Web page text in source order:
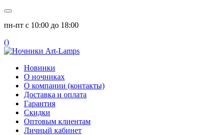
пн-пт с 10:00 до 18:00
()
Новинки
О ночниках
О компании (контакты)
Доставка и оплата
Гарантия
Скидки
Оптовым клиентам
Личный кабинет